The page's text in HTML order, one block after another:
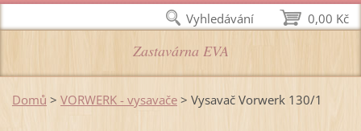
Zastavárna EVA
Domů > VORWERK - vysavače > Vysavač Vorwerk 130/1
0,00 Kč
Vyhledávání